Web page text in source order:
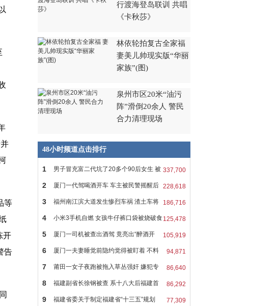
等
开
告
行渡海登岛联训 共唱
《卡秋莎》
林依轮拍复古全家福
妻美儿帅现实版“华丽
家族”(图)
泉州市区20米“油污
阵”滑倒20余人 警民
合力清理现场
48小时频道点击排行
337,700
1 男子冒充富二代坑了20多个90后女生 被
228,618
2 厦门一代驾喝酒开车 车主被民警摇醒后
186,716
3 福州南江滨大道发生惨烈车祸 渣土车将
125,478
4 小米3手机自燃 女孩牛仔裤口袋被烧破食
105,919
5 厦门一司机被查出酒驾 竟亮出“醉酒开
94,871
6 厦门一夫妻睡觉前隐约觉得被盯着 不料
86,640
7 莆田一女子夜跑被拖入草丛强奸 嫌犯专
86,292
8 福建副省长徐钢被查 系十八大后福建首
77,309
9 福建省委关于制定福建省“十三五”规划